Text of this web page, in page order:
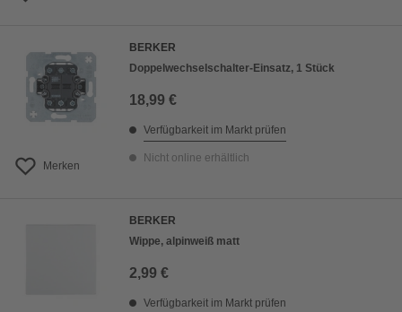
Merken
BERKER
Doppelwechselschalter-Einsatz, 1 Stück
18,99 €
Verfügbarkeit im Markt prüfen
Nicht online erhältlich
BERKER
Wippe, alpinweiß matt
2,99 €
Verfügbarkeit im Markt prüfen